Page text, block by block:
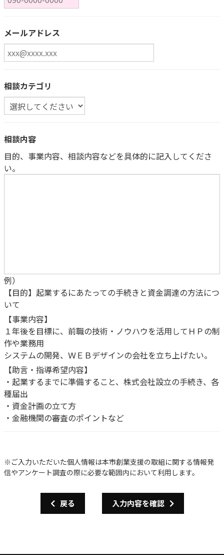
メールアドレス
相談カテゴリ
相談内容
目的、事業内容、相談内容などを具体的に記入してくださ
い。
例）
【目的】起業するにあたっての手続きと資金調達の方法につ
いて
【事業内容】
１年後を目標に、前職の技術・ノウハウを活用してＨＰの制
作や業務用
システムの開発、ＷＥＢデザインの会社を立ち上げたい。
【助言・指導希望内容】
・起業するまでに準備すること、株式会社設立の手続き、各
種届出
・資金計画の立て方
・金融機関の審査のポイントなど
※ご入力いただいた個人情報は本市創業支援の取組に関する情報発
信やアンケート調査の際に必要な範囲内において利用します。
戻る 入力内容を確認